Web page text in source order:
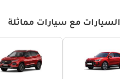
مع سيارات مماثلة